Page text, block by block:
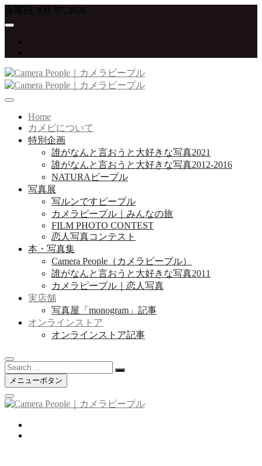
Skip
content
金曜日, 8月 07, 2026
Camera People｜カメラピープル
写真が大好きな人たちをつなげていくプロジェクト
Home
カメピについて
特別企画
誰がなんと言おうと大好きな写真2021
誰がなんと言おうと大好きな写真2012-2016
NATURAピープル
写真展
写ルンですピープル
カメラピープル｜みんなの旅
FILM PHOTO CONTEST
恋人写真コンテスト
本・写真集
Camera People（カメラピープル）
誰がなんと言おうと大好きな写真2011
カメラピープル｜恋人写真
実店舗
写真屋「monogram」記事
オンラインストア
オンラインストア記事
Search
…メニューボタン